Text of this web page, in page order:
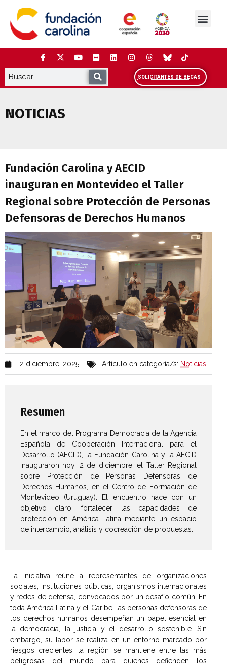
contenido
SOLICITANTES DE BECAS
NOTICIAS
Fundación Carolina y AECID
inauguran en Montevideo el Taller
Regional sobre Protección de Personas
Defensoras de Derechos Humanos
2 diciembre, 2025 Artículo en categoría/s: Noticias
Resumen
En el marco del Programa Democracia de la Agencia
Española de Cooperación Internacional para el
Desarrollo (AECID), la Fundación Carolina y la AECID
inauguraron hoy, 2 de diciembre, el Taller Regional
sobre Protección de Personas Defensoras de
Derechos Humanos, en el Centro de Formación de
Montevideo (Uruguay). El encuentro nace con un
objetivo claro: fortalecer las capacidades de
protección en América Latina mediante un espacio
de intercambio, análisis y cocreación de propuestas.
La iniciativa reúne a representantes de organizaciones
sociales, instituciones públicas, organismos internacionales
y redes de defensa, convocados por un desafío común. En
toda América Latina y el Caribe, las personas defensoras de
los derechos humanos desempeñan un papel esencial en
la democracia, la justicia y el desarrollo sostenible. Sin
embargo, su labor se realiza en un entorno marcado por
riesgos crecientes: la región se mantiene entre las más
peligrosas del mundo para quienes defienden los